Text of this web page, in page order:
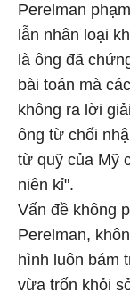
Perelman
lẫn nhân loại
là ông đã
bài toán mà
không ra lời
ông từ chối
từ quỹ của Mỹ
niên kỉ".
Vấn đề không
Perelman,
hình luôn bám
vừa trốn khỏi